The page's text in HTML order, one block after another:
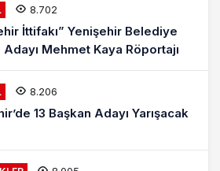
8.702
İttifakı” Yenişehir Belediye
Başkan Adayı Mehmet Kaya Röportajı
8.206
13 Başkan Adayı Yarışacak